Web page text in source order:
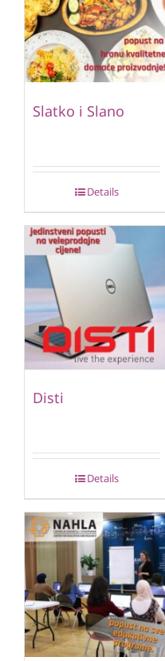
Slatko i Slano
Details
Disti
Details